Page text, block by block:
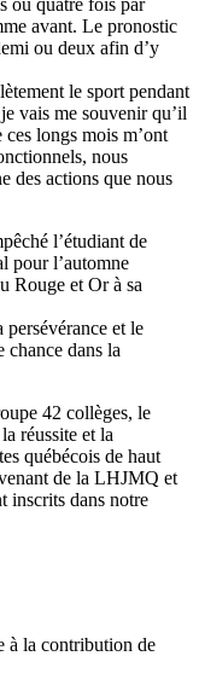
avant. Le pronostic
ou deux afin d’y
le sport pendant
vais me souvenir qu’il
longs mois m’ont
nous
des actions que nous
l’étudiant de
pour l’automne
Rouge et Or à sa
et le
chance dans la
42 collèges, le
réussite et la
québécois de haut
de la LHJMQ et
inscrits dans notre
à la contribution de